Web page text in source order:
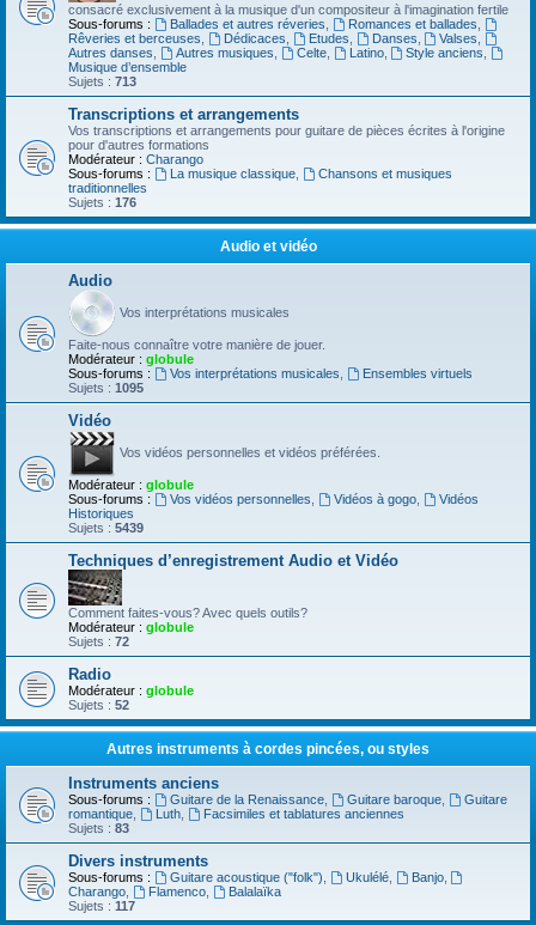
consacré exclusivement à la musique d'un compositeur à l'imagination fertile
Sous-forums :
Ballades et autres réveries Romances et ballades
Rêveries et berceuses
Dédicaces Etudes Danses Valses
Autres danses
Autres musiques Celte, Latino, Style anciens
Musique d’ensemble
Sujets : 713
Transcriptions et arrangements
Vos transcriptions et arrangements pour guitare de pièces écrites à l'origine
pour d'autres formations
Modérateur : Charango
Sous-forums :
La musique classique,
Chansons et musiques
traditionnelles
Sujets : 176
Audio et vidéo
Audio
Vos interprétations musicales
Faite-nous connaître votre manière de jouer.
Modérateur : globule
Sous-forums :
Vos interprétations musicales
Ensembles virtuels
Sujets : 1095
Vidéo
Vos vidéos personnelles et vidéos préférées.
Modérateur : globule
Sous-forums :
Vos vidéos personnelles Vidéos à gogo,
Vidéos
Historiques
Sujets : 5439
Techniques d’enregistrement Audio et Vidéo
Comment faites-vous? Avec quels outils?
Modérateur : globule
Sujets : 72
Radio
Modérateur : globule
Sujets : 52
Autres instruments à cordes pincées, ou styles
Instruments anciens
Sous-forums : Guitare de la Renaissance, Guitare baroque,
Guitare
romantique
Luth,
Facsimiles et tablatures anciennes
Sujets : 83
Divers instruments
Sous-forums : Guitare acoustique ("folk") Ukulélé, Banjo,
Charango
Flamenco,
Balalaïka
Sujets : 117